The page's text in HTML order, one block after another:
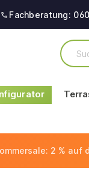
Fachberatung:
2 % auf